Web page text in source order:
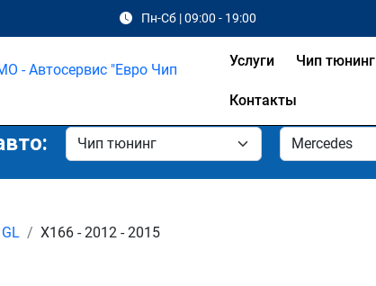
Пн-Сб | 09:00 - 19:00
Услуги Чип тюнинг
Контакты
GL X166 - 2012 - 2015